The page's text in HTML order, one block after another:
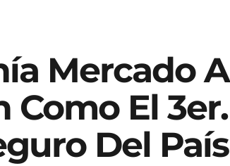
Mercado A
Como El 3er.
Del País